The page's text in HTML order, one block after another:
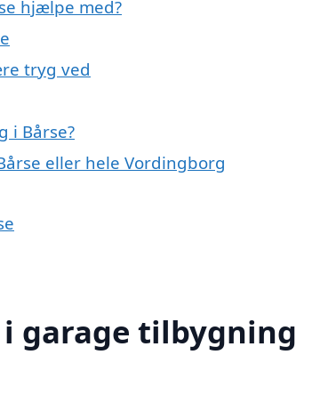
hjælpe med?
tryg ved
i Bårse?
eller hele Vordingborg
garage tilbygning